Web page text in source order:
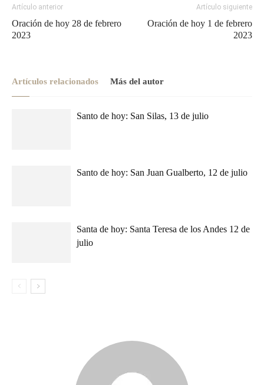
Artículo anterior
Oración de hoy 28 de febrero
2023
Artículo siguiente
Oración de hoy 1 de febrero
2023
Artículos relacionados Más del autor
Santo de hoy: San Silas, 13 de julio
Santo de hoy: San Juan Gualberto, 12 de julio
Santa de hoy: Santa Teresa de los Andes 12 de
julio